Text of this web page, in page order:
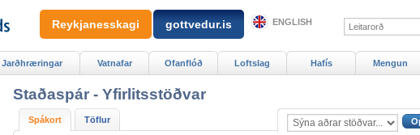
Staðaspár - Yfirlitsstöðvar
Spákort Töflur
Jarðhræringar Vatnafar Ofanflóð Loftslag Hafís Mengun
Reykjanesskagi gottvedur.is ENGLISH